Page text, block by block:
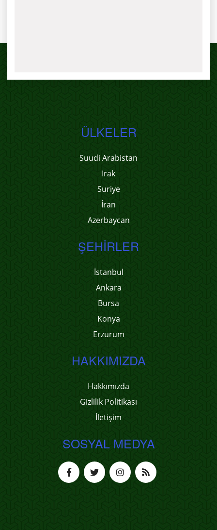
ÜLKELER
Suudi Arabistan
Irak
Suriye
İran
Azerbaycan
ŞEHIRLER
İstanbul
Ankara
Bursa
Konya
Erzurum
HAKKIMIZDA
Hakkımızda
Gizlilik Politikası
İletişim
SOSYAL MEDYA